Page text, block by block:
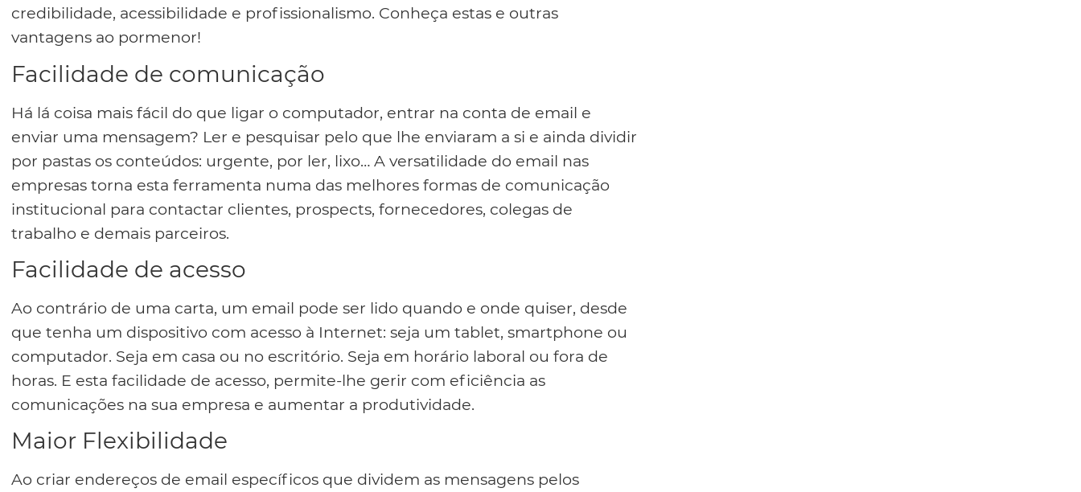
credibilidade, acessibilidade e profissionalismo. Conheça estas e outras
vantagens ao pormenor!
Facilidade de comunicação
Há lá coisa mais fácil do que ligar o computador, entrar na conta de email e
enviar uma mensagem? Ler e pesquisar pelo que lhe enviaram a si e ainda dividir
por pastas os conteúdos: urgente, por ler, lixo… A versatilidade do email nas
empresas torna esta ferramenta numa das melhores formas de comunicação
institucional para contactar clientes, prospects, fornecedores, colegas de
trabalho e demais parceiros.
Facilidade de acesso
Ao contrário de uma carta, um email pode ser lido quando e onde quiser, desde
que tenha um dispositivo com acesso à Internet: seja um tablet, smartphone ou
computador. Seja em casa ou no escritório. Seja em horário laboral ou fora de
horas. E esta facilidade de acesso, permite-lhe gerir com eficiência as
comunicações na sua empresa e aumentar a produtividade.
Maior Flexibilidade
Ao criar endereços de email específicos que dividem as mensagens pelos